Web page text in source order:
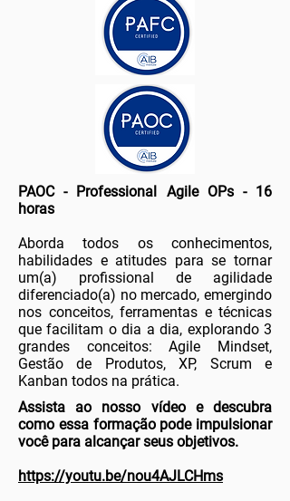
PAOC - Professional Agile OPs - 16
horas
Aborda todos os conhecimentos,
habilidades e atitudes para se tornar
um(a) profissional de agilidade
diferenciado(a) no mercado, emergindo
nos conceitos, ferramentas e técnicas
que facilitam o dia a dia, explorando 3
grandes conceitos: Agile Mindset,
Gestão de Produtos, XP, Scrum e
Kanban todos na prática.
Assista ao nosso vídeo e descubra
como essa formação pode impulsionar
você para alcançar seus objetivos.
https://youtu.be/nou4AJLCHms